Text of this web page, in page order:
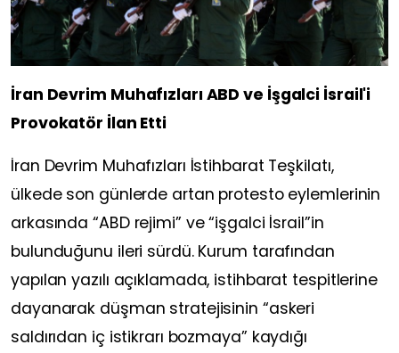
İran Devrim Muhafızları ABD ve İşgalci İsrail'i
Provokatör İlan Etti
İran Devrim Muhafızları İstihbarat Teşkilatı,
ülkede son günlerde artan protesto eylemlerinin
arkasında “ABD rejimi” ve “işgalci İsrail”in
bulunduğunu ileri sürdü. Kurum tarafından
yapılan yazılı açıklamada, istihbarat tespitlerine
dayanarak düşman stratejisinin “askeri
saldırıdan iç istikrarı bozmaya” kaydığı